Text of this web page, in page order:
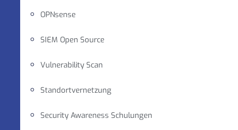
OPNsense
SIEM Open Source
Vulnerability Scan
Standortvernetzung
Security Awareness Schulungen